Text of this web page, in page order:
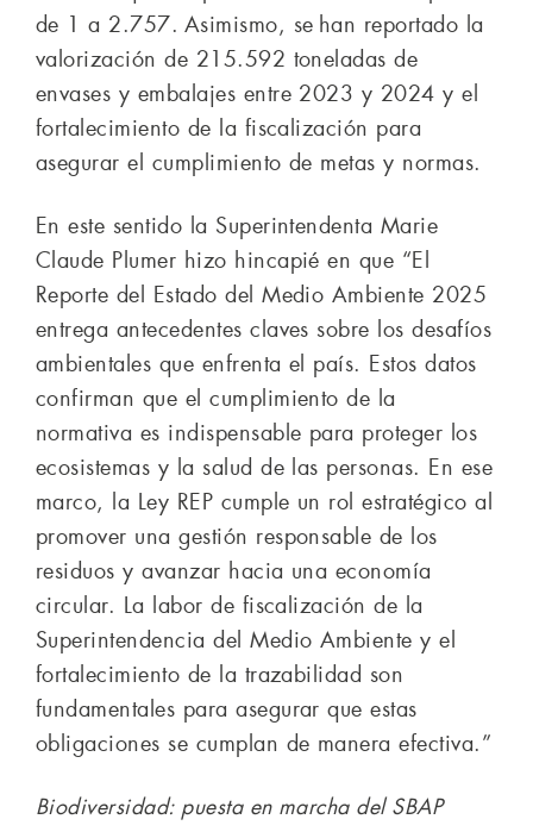
de 1 a 2.757. Asimismo, se han reportado la
valorización de 215.592 toneladas de
envases y embalajes entre 2023 y 2024 y el
fortalecimiento de la fiscalización para
asegurar el cumplimiento de metas y normas.
En este sentido la Superintendenta Marie
Claude Plumer hizo hincapié en que “El
Reporte del Estado del Medio Ambiente 2025
entrega antecedentes claves sobre los desafíos
ambientales que enfrenta el país. Estos datos
confirman que el cumplimiento de la
normativa es indispensable para proteger los
ecosistemas y la salud de las personas. En ese
marco, la Ley REP cumple un rol estratégico al
promover una gestión responsable de los
residuos y avanzar hacia una economía
circular. La labor de fiscalización de la
Superintendencia del Medio Ambiente y el
fortalecimiento de la trazabilidad son
fundamentales para asegurar que estas
obligaciones se cumplan de manera efectiva.”
Biodiversidad: puesta en marcha del SBAP